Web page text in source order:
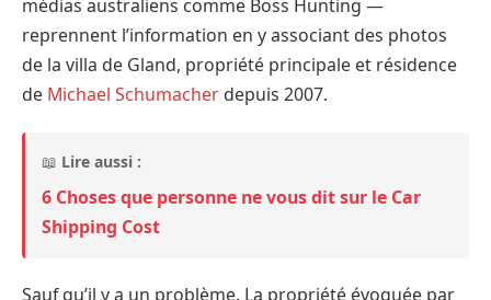
médias australiens comme Boss Hunting —
reprennent l’information en y associant des photos
de la villa de Gland, propriété principale et résidence
de Michael Schumacher depuis 2007.
📖 Lire aussi :
6 Choses que personne ne vous dit sur le Car
Shipping Cost
Sauf qu’il y a un problème. La propriété évoquée par